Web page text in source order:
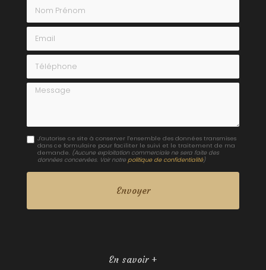
Nom Prénom
Email
Téléphone
Message
J'autorise ce site à conserver l'ensemble des données transmises
dans ce formulaire pour faciliter le suivi et le traitement de ma
demande. (Aucune exploitation commerciale ne sera faite des
données concervées. Voir notre politique de confidentialité)
En savoir +